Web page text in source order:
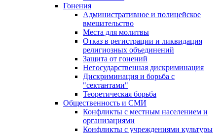
Гонения
Административное и полицейское
вмешательство
Места для молитвы
Отказ в регистрации и ликвидация
религиозных объединений
Защита от гонений
Негосударственная дискриминация
Дискриминация и борьба с
"сектантами"
Теоретическая борьба
Общественность и СМИ
Конфликты с местным населением и
организациями
Конфликты с учреждениями культуры